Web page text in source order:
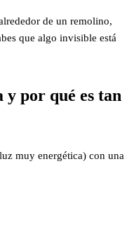
de un remolino,
que algo invisible está
y por qué es tan
muy energética) con una